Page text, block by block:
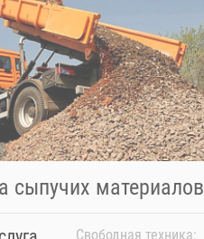
сыпучих материалов
Свободная техника: